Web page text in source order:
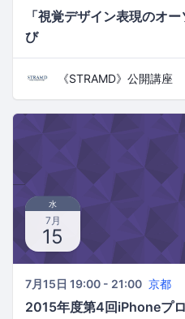
「視覚デザイン表現のオ
び
《STRAMD》公開講座
水
7月
15
7月15日 19:00 - 21:00 京都
2015年度第4回iPhoneプ